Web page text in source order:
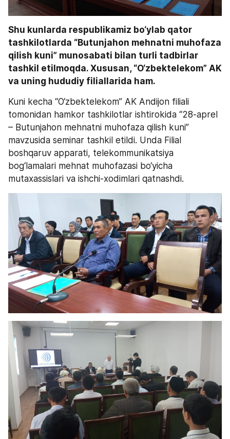
Shu kunlarda respublikamiz bo‘ylab qator
tashkilotlarda “Butunjahon mehnatni muhofaza
qilish kuni” munosabati bilan turli tadbirlar
tashkil etilmoqda. Xususan, “O‘zbektelekom” AK
va uning hududiy filiallarida ham.
Kuni kecha “O‘zbektelekom” AK Andijon filiali
tomonidan hamkor tashkilotlar ishtirokida “28-aprel
– Butunjahon mehnatni muhofaza qilish kuni”
mavzusida seminar tashkil etildi. Unda Filial
boshqaruv apparati, telekommunikatsiya
bog‘lamalari mehnat muhofazasi bo‘yicha
mutaxassislari va ishchi-xodimlari qatnashdi.